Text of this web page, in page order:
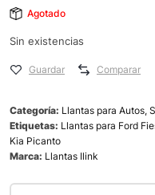
Agotado
Sin existencias
Guardar Comparar
Categoría: Llantas para Autos,
Etiquetas: Llantas para Ford
Kia Picanto
Marca: Llantas Ilink